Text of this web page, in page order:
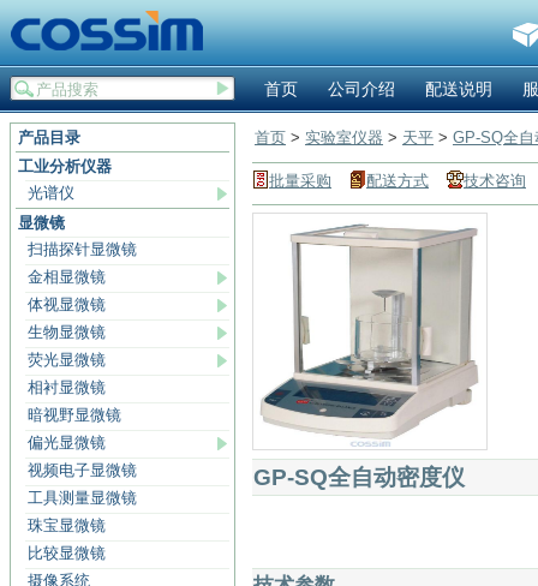
首页 公司介绍 配送说明
产品目录
工业分析仪器
光谱仪
显微镜
扫描探针显微镜
金相显微镜
体视显微镜
生物显微镜
荧光显微镜
相衬显微镜
暗视野显微镜
偏光显微镜
视频电子显微镜
工具测量显微镜
珠宝显微镜
比较显微镜
摄像系统
首页 > 实验室仪器 > 天平 > GP-SQ全
批量采购 配送方式 技术咨询
GP-SQ全自动密度仪